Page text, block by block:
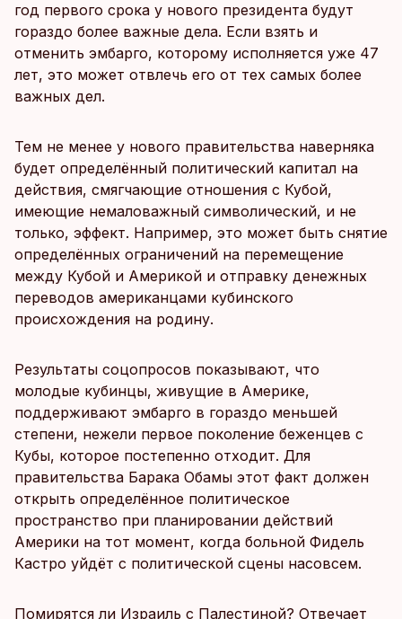
год первого срока у нового президента будут
гораздо более важные дела. Если взять и
отменить эмбарго, которому исполняется уже 47
лет, это может отвлечь его от тех самых более
важных дел.
Тем не менее у нового правительства наверняка
будет определённый политический капитал на
действия, смягчающие отношения с Кубой,
имеющие немаловажный символический, и не
только, эффект. Например, это может быть снятие
определённых ограничений на перемещение
между Кубой и Америкой и отправку денежных
переводов американцами кубинского
происхождения на родину.
Результаты соцопросов показывают, что
молодые кубинцы, живущие в Америке,
поддерживают эмбарго в гораздо меньшей
степени, нежели первое поколение беженцев с
Кубы, которое постепенно отходит. Для
правительства Барака Обамы этот факт должен
открыть определённое политическое
пространство при планировании действий
Америки на тот момент, когда больной Фидель
Кастро уйдёт с политической сцены насовсем.
Помирятся ли Израиль с Палестиной? Отвечает